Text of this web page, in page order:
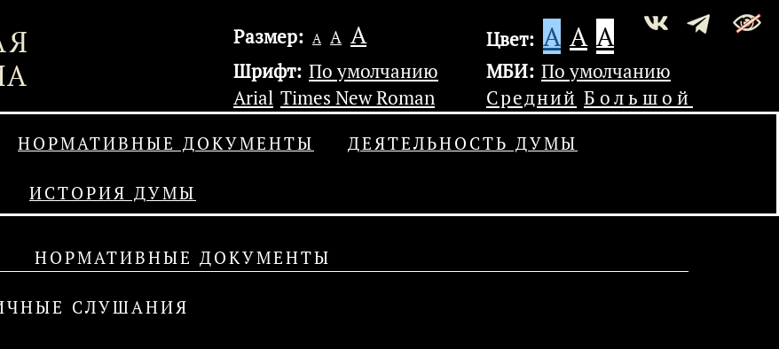
Размер: А А А Цвет: A A A
Шрифт: По умолчанию
Arial Times New Roman
МБИ: По умолчанию
Средний Большой
НОРМАТИВНЫЕ ДОКУМЕНТЫ ДЕЯТЕЛЬНОСТЬ ДУМЫ
ИСТОРИЯ ДУМЫ
НОРМАТИВНЫЕ ДОКУМЕНТЫ
СЛУШАНИЯ